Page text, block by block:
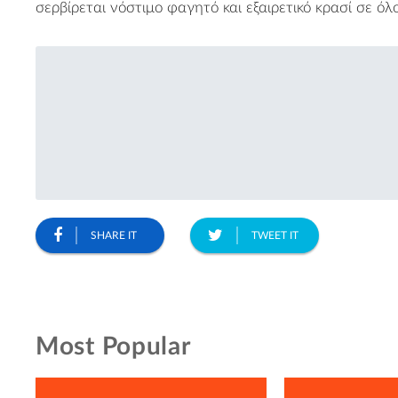
σερβίρεται νόστιμο φαγητό και εξαιρετικό κρασί σε
SHARE IT TWEET IT
Most Popular